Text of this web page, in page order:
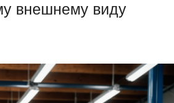
внешнему виду